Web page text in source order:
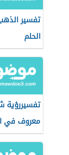
تفسير
الحلم
معروف في